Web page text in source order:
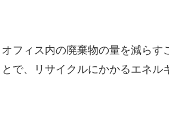
フィス内の廃棄物の量を減らす
で、リサイクルにかかるエネル